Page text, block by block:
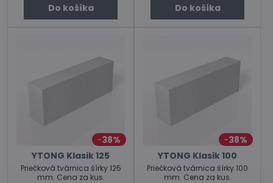
Do košíka Do košíka
38%
YTONG Klasik 125
Priečková tvárnica šírky 125
mm. Cena za kus.
38%
YTONG Klasik 100
Priečková tvárnica šírky 100
mm. Cena za kus.